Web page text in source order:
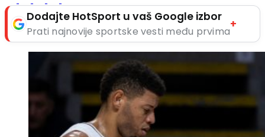
Dodajte HotSport u vaš Google izbor
Prati najnovije sportske vesti među prvima
+